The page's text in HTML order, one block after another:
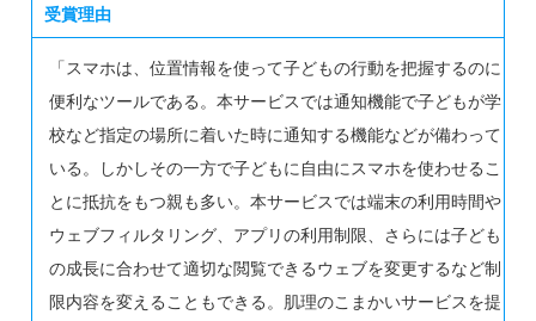
受賞理由
「スマホは、位置情報を使って子どもの行動を把握するのに
便利なツールである。本サービスでは通知機能で子どもが学
校など指定の場所に着いた時に通知する機能などが備わって
いる。しかしその一方で子どもに自由にスマホを使わせるこ
とに抵抗をもつ親も多い。本サービスでは端末の利用時間や
ウェブフィルタリング、アプリの利用制限、さらには子ども
の成長に合わせて適切な閲覧できるウェブを変更するなど制
限内容を変えることもできる。肌理のこまかいサービスを提